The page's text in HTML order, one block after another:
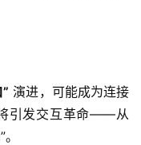
演进，可能成为连接
引发交互革命——从